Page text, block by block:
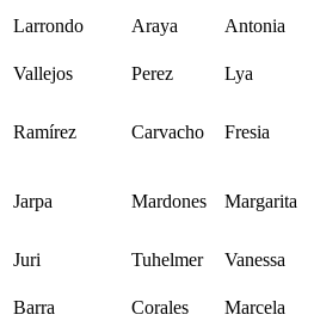
Larrondo Araya Antonia
Vallejos Perez Lya
Ramírez Carvacho Fresia
Jarpa Mardones Margarita
Juri Tuhelmer Vanessa
Barra Corales Marcela